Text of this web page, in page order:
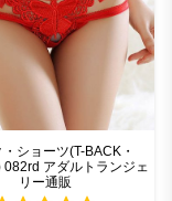
ショーツ(T-BACK・
082rd アダルトランジェ
リー通販